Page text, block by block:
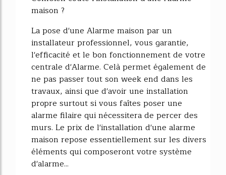
maison ?
La pose d'une Alarme maison par un
installateur professionnel, vous garantie,
l'efficacité et le bon fonctionnement de votre
centrale d'Alarme. Celà permet également de
ne pas passer tout son week end dans les
travaux, ainsi que d'avoir une installation
propre surtout si vous faîtes poser une
alarme filaire qui nécessitera de percer des
murs. Le prix de l'installation d'une alarme
maison repose essentiellement sur les divers
éléments qui composeront votre système
d'alarme...